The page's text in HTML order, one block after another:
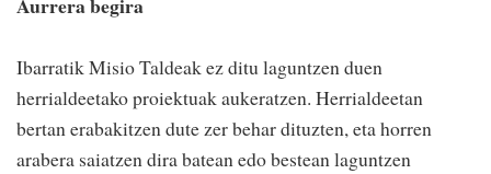
Aurrera begira
Ibarratik Misio Taldeak ez ditu laguntzen duen
herrialdeetako proiektuak aukeratzen. Herrialdeetan
bertan erabakitzen dute zer behar dituzten, eta horren
arabera saiatzen dira batean edo bestean laguntzen